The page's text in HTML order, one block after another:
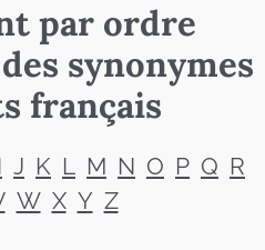
par ordre
synonymes
français
I J K L M N O P Q R
W X Y Z